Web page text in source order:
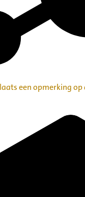
een opmerking